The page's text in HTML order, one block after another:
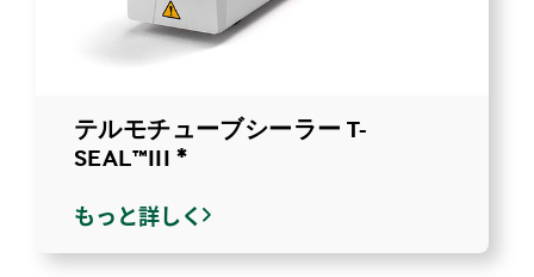
テルモチューブシーラー T-
SEAL™III *
もっと詳しく